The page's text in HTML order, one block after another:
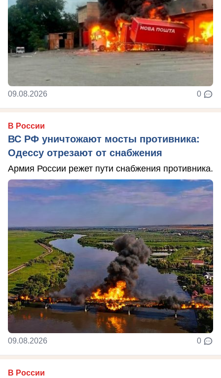
09.08.2026 0
В России
ВС РФ уничтожают мосты противника:
Одессу отрезают от снабжения
Армия России режет пути снабжения противника.
09.08.2026 0
В России